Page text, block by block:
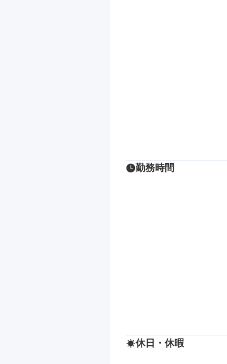
勤務時間
休日・休暇